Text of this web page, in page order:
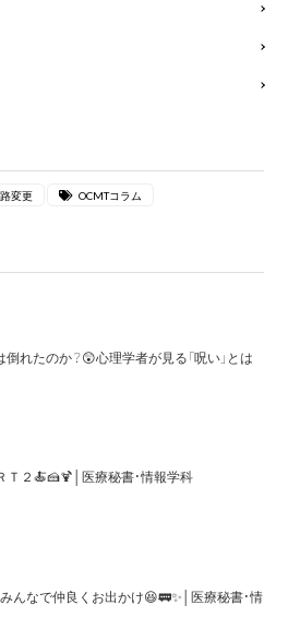
変更 OCMTコラム
倒れたのか？😲心理学者が見る「呪い」とは
２🍝🍰🍹│医療秘書・情報学科
んなで仲良くお出かけ😆🚃✨│医療秘書・情